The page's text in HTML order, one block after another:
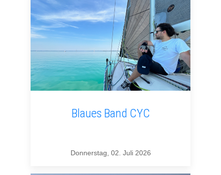
Blaues Band CYC
Donnerstag, 02. Juli 2026